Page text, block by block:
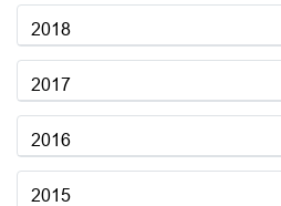
2018
2017
2016
2015